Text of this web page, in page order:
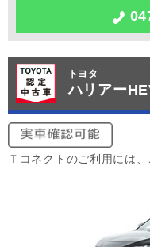
トヨタ
ハリアー
Ｔコネクトのご利用には